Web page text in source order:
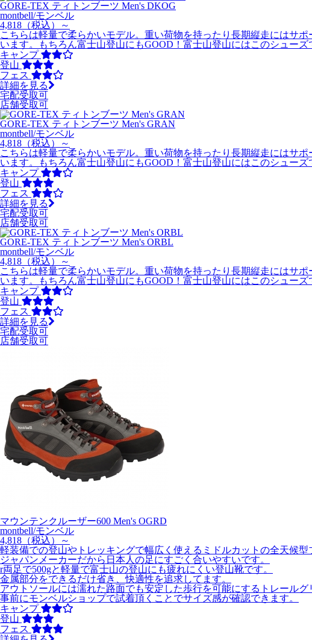
GORE-TEX ティトンブーツ Men's DKOG
montbell/モンベル
4,818 （税込）～
こちらは軽量で柔らかいモデル。重い荷物を持ったり長期縦走にはサ
います。もちろん富士山登山にもGOOD！富士山登山にはこのシュー
キャンプ
登山
フェス
詳細を見る
宅配受取可
店舗受取可
GORE-TEX ティトンブーツ Men's GRAN
montbell/モンベル
4,818 （税込）～
こちらは軽量で柔らかいモデル。重い荷物を持ったり長期縦走にはサ
います。もちろん富士山登山にもGOOD！富士山登山にはこのシュー
キャンプ
登山
フェス
詳細を見る
宅配受取可
店舗受取可
GORE-TEX ティトンブーツ Men's ORBL
montbell/モンベル
4,818 （税込）～
こちらは軽量で柔らかいモデル。重い荷物を持ったり長期縦走にはサ
います。もちろん富士山登山にもGOOD！富士山登山にはこのシュー
キャンプ
登山
フェス
詳細を見る
宅配受取可
店舗受取可
マウンテンクルーザー600 Men's OGRD
montbell/モンベル
4,818 （税込）～
軽装備での登山やトレッキングで幅広く使えるミドルカットの全天候型
ジャパンメーカーだから日本人の足にすごく合いやすいです。
r両足で500gと軽量で富士山の登山にも疲れにくい登山靴です。
金属部分をできるだけ省き、快適性を追求してます。
アウトソールには濡れた路面でも安定した歩行を可能にするトレールグ
事前にモンベルショップで試着頂くことでサイズ感が確認できます。
キャンプ
登山
フェス